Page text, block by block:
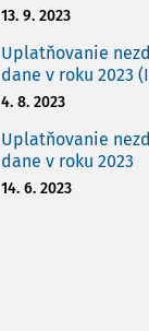
13. 9. 2023
Uplatňovanie
dane v roku 2023
4. 8. 2023
Uplatňovanie
dane v roku 2023
14. 6. 2023